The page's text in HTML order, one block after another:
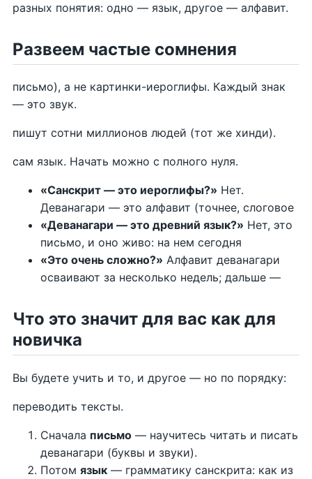
разных понятия: одно — язык, другое — алфавит.
Развеем частые сомнения
письмо), а не картинки-иероглифы. Каждый знак
— это звук.
пишут сотни миллионов людей (тот же хинди).
сам язык. Начать можно с полного нуля.
«Санскрит — это иероглифы?» Нет.
Деванагари — это алфавит (точнее, слоговое
«Деванагари — это древний язык?» Нет, это
письмо, и оно живо: на нем сегодня
«Это очень сложно?» Алфавит деванагари
осваивают за несколько недель; дальше —
Что это значит для вас как для
новичка
Вы будете учить и то, и другое — но по порядку:
переводить тексты.
Сначала письмо — научитесь читать и писать
деванагари (буквы и звуки).
Потом язык — грамматику санскрита: как из